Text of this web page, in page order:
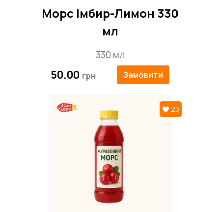
Морс Імбир-Лимон 330
мл
330 мл
50.00 Замовити
23